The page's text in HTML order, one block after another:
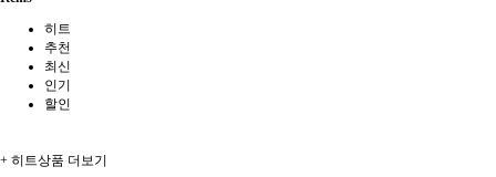
히트
추천
최신
인기
할인
+ 히트상품 더보기